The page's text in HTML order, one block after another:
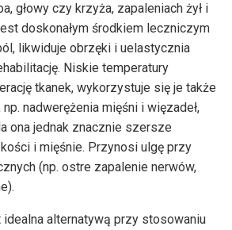
głowy czy krzyża, zapaleniach żył i
doskonałym środkiem leczniczym
likwiduje obrzęki i uelastycznia
Niskie temperatury
tkanek, wykorzystuje się je także
nadwerężenia mięśni i więzadeł,
ona jednak znacznie szersze
i mięśnie. Przynosi ulgę przy
(np. ostre zapalenie nerwów,
alternatywą przy stosowaniu